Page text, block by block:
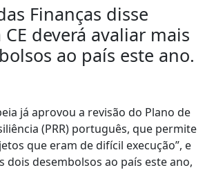
Finanças disse
deverá avaliar mais
ao país este ano.
já aprovou a revisão do Plano de
(PRR) português, que permite
que eram de difícil execução”, e
dois desembolsos ao país este ano,